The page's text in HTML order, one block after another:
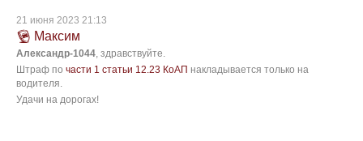
21 июня 2023 21:13
Максим
Александр-1044, здравствуйте.
Штраф по части 1 статьи 12.23 КоАП накладывается только на
водителя.
Удачи на дорогах!